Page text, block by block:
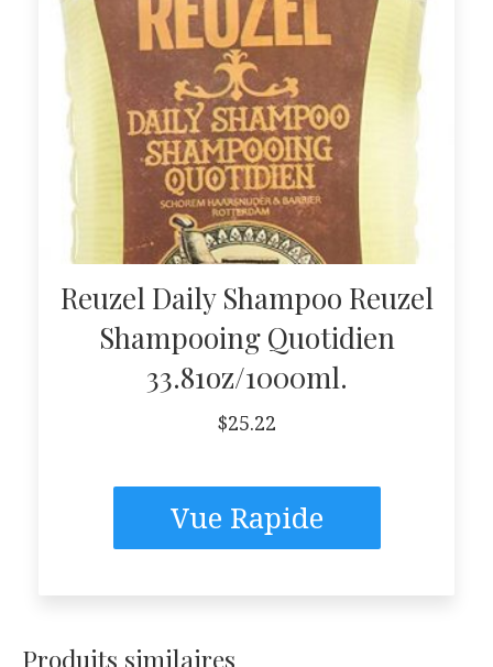
Reuzel Daily Shampoo Reuzel
Shampooing Quotidien
33.81oz/1000ml.
$25.22
Vue Rapide
Produits similaires